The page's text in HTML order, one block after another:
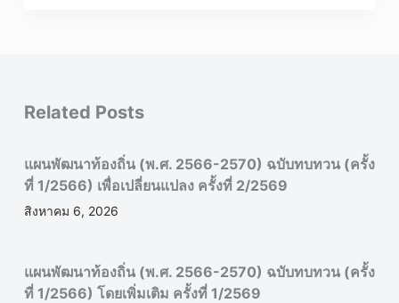
Related Posts
แผนพัฒนาท้องถิ่น (พ.ศ. 2566-2570) ฉบับทบทวน (ครั้ง
ที่ 1/2566) เพื่อเปลี่ยนแปลง ครั้งที่ 2/2569
สิงหาคม 6, 2026
แผนพัฒนาท้องถิ่น (พ.ศ. 2566-2570) ฉบับทบทวน (ครั้ง
ที่ 1/2566) โดยเพิ่มเติม ครั้งที่ 1/2569